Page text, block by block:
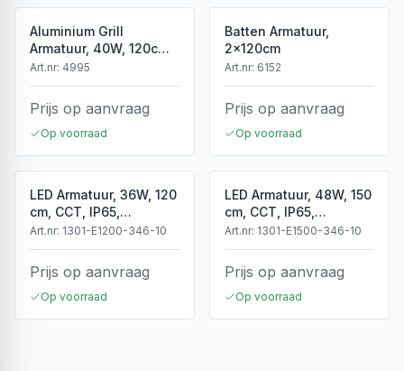
Aluminium Grill
Armatuur, 40W, 120cm,
Wit
Art.nr: 4995
Prijs op aanvraag
Op voorraad
Batten Armatuur,
2x120cm
Art.nr: 6152
Prijs op aanvraag
Op voorraad
LED Armatuur, 36W, 120
cm, CCT, IP65,
Koppelbaar
Art.nr: 1301-E1200-346-10
Prijs op aanvraag
Op voorraad
LED Armatuur, 48W, 150
cm, CCT, IP65,
Koppelbaar
Art.nr: 1301-E1500-346-10
Prijs op aanvraag
Op voorraad